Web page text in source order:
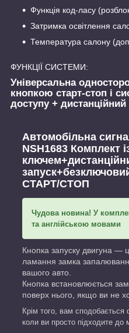
Автомобільна
NSH1683 Комплект
СТАРТ/СТОП
Чудова новина! У
та англійською мовами
Кнопка запуску двигуна —
ламання замка
вашого авто.
Кнопка встановлюється
поверх нього, якщо ви не
Крім того, вам сподобається
коли ви просто підходите до
Універсальна
кнопкою старт-стоп і
доступу + дистанційний
ФУНКЦІЇ СИСТЕМИ:
Функція код-ласу
Затримка освітлення
Температура салону